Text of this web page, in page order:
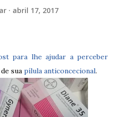
abril 17, 2017
para lhe ajudar a perceber
sua pílula anticoncecional.